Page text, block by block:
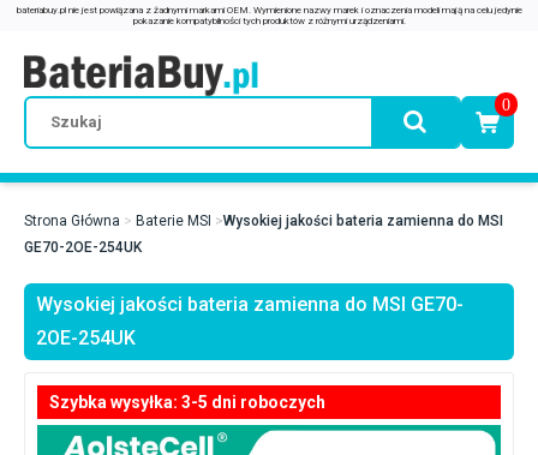
0
Strona Główna Baterie MSI
Wysokiej jakości bateria zamienna do MSI
GE70-2OE-254UK
Wysokiej jakości bateria zamienna do MSI GE70-
2OE-254UK
Szybka wysyłka: 3-5 dni roboczych